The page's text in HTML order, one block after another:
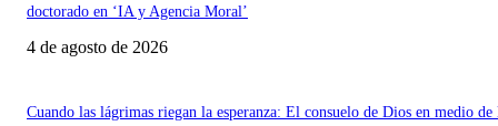
doctorado en ‘IA y Agencia Moral’
4 de agosto de 2026
Cuando las lágrimas riegan la esperanza: El consuelo de Dios en medio de